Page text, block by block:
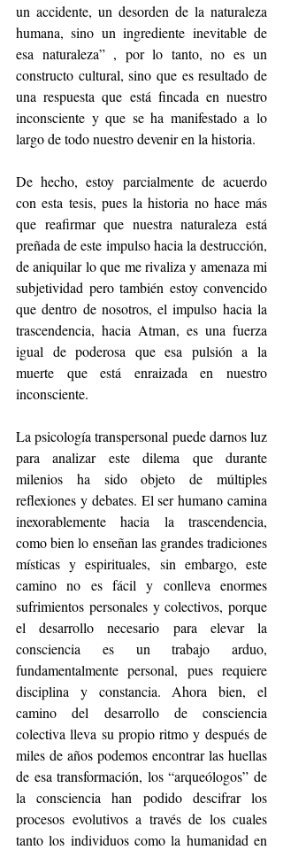
un accidente, un desorden de la naturaleza
humana, sino un ingrediente inevitable de
esa naturaleza” , por lo tanto, no es un
constructo cultural, sino que es resultado de
una respuesta que está fincada en nuestro
inconsciente y que se ha manifestado a lo
largo de todo nuestro devenir en la historia.
De hecho, estoy parcialmente de acuerdo
con esta tesis, pues la historia no hace más
que reafirmar que nuestra naturaleza está
preñada de este impulso hacia la destrucción,
de aniquilar lo que me rivaliza y amenaza mi
subjetividad pero también estoy convencido
que dentro de nosotros, el impulso hacia la
trascendencia, hacia Atman, es una fuerza
igual de poderosa que esa pulsión a la
muerte que está enraizada en nuestro
inconsciente.
La psicología transpersonal puede darnos luz
para analizar este dilema que durante
milenios ha sido objeto de múltiples
reflexiones y debates. El ser humano camina
inexorablemente hacia la trascendencia,
como bien lo enseñan las grandes tradiciones
místicas y espirituales, sin embargo, este
camino no es fácil y conlleva enormes
sufrimientos personales y colectivos, porque
el desarrollo necesario para elevar la
consciencia es un trabajo arduo,
fundamentalmente personal, pues requiere
disciplina y constancia. Ahora bien, el
camino del desarrollo de consciencia
colectiva lleva su propio ritmo y después de
miles de años podemos encontrar las huellas
de esa transformación, los “arqueólogos” de
la consciencia han podido descifrar los
procesos evolutivos a través de los cuales
tanto los individuos como la humanidad en